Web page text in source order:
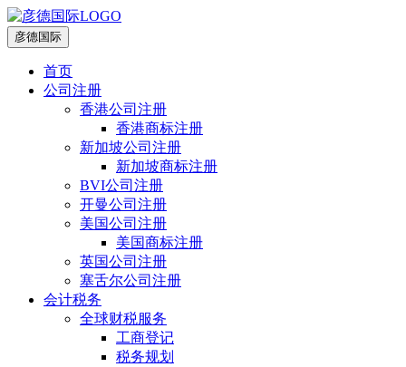
彦德国际
首页
公司注册
香港公司注册
香港商标注册
新加坡公司注册
新加坡商标注册
BVI公司注册
开曼公司注册
美国公司注册
美国商标注册
英国公司注册
塞舌尔公司注册
会计税务
全球财税服务
工商登记
税务规划